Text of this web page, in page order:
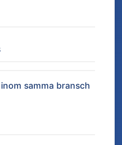
samma bransch